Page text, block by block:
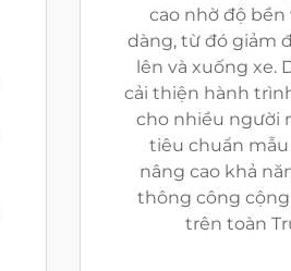
cao nhờ độ bền
dàng, từ đó giảm
lên và xuống xe.
cải thiện hành
cho nhiều người
tiêu chuẩn mẫu
nâng cao khả
thông công
trên toàn